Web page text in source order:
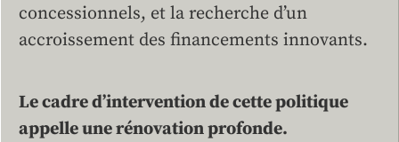
concessionnels, et la recherche d’un
accroissement des financements innovants.
Le cadre d’intervention de cette politique
appelle une rénovation profonde.